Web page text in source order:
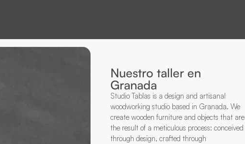
Nuestro taller en
Granada
Studio Tablas is a design and artisanal
woodworking studio based in Granada. We
create wooden furniture and objects that are
the result of a meticulous process: conceived
through design, crafted through